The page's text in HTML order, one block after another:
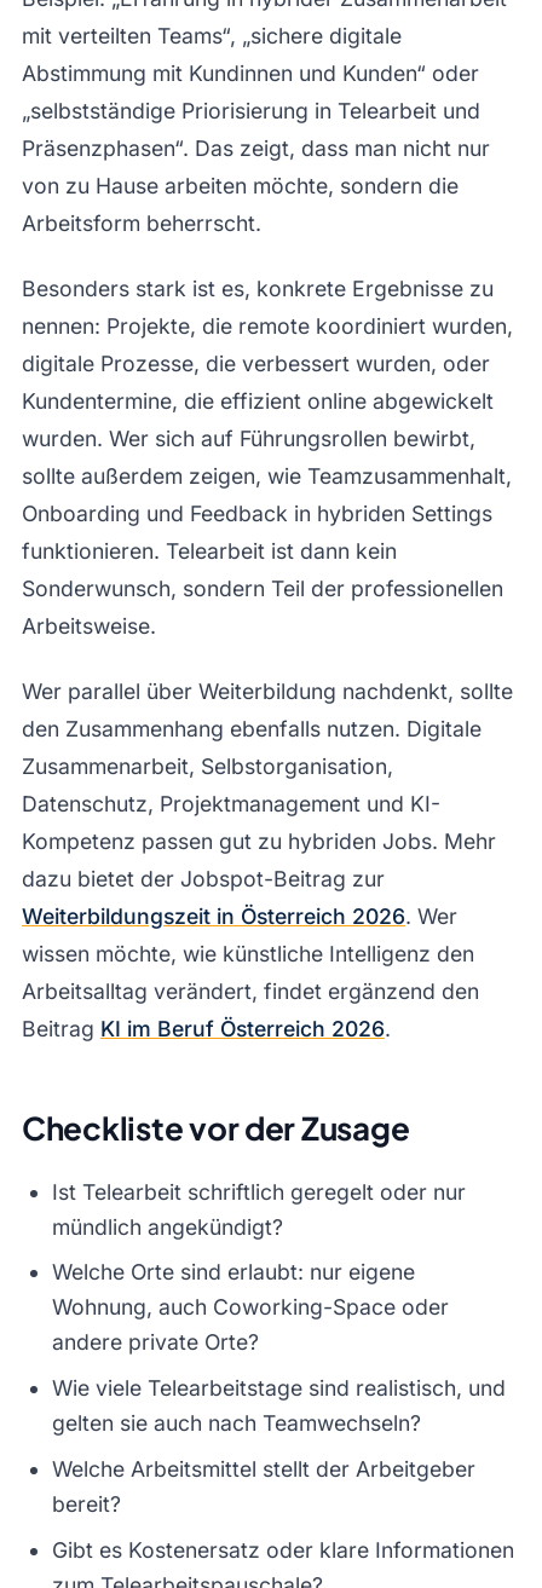
mit verteilten Teams“, „sichere digitale
Abstimmung mit Kundinnen und Kunden“ oder
„selbstständige Priorisierung in Telearbeit und
Präsenzphasen“. Das zeigt, dass man nicht nur
von zu Hause arbeiten möchte, sondern die
Arbeitsform beherrscht.
Besonders stark ist es, konkrete Ergebnisse zu
nennen: Projekte, die remote koordiniert wurden,
digitale Prozesse, die verbessert wurden, oder
Kundentermine, die effizient online abgewickelt
wurden. Wer sich auf Führungsrollen bewirbt,
sollte außerdem zeigen, wie Teamzusammenhalt,
Onboarding und Feedback in hybriden Settings
funktionieren. Telearbeit ist dann kein
Sonderwunsch, sondern Teil der professionellen
Arbeitsweise.
Wer parallel über Weiterbildung nachdenkt, sollte
den Zusammenhang ebenfalls nutzen. Digitale
Zusammenarbeit, Selbstorganisation,
Datenschutz, Projektmanagement und KI-
Kompetenz passen gut zu hybriden Jobs. Mehr
dazu bietet der Jobspot-Beitrag zur
Weiterbildungszeit in Österreich 2026. Wer
wissen möchte, wie künstliche Intelligenz den
Arbeitsalltag verändert, findet ergänzend den
Beitrag KI im Beruf Österreich 2026.
Checkliste vor der Zusage
Ist Telearbeit schriftlich geregelt oder nur
mündlich angekündigt?
Welche Orte sind erlaubt: nur eigene
Wohnung, auch Coworking-Space oder
andere private Orte?
Wie viele Telearbeitstage sind realistisch, und
gelten sie auch nach Teamwechseln?
Welche Arbeitsmittel stellt der Arbeitgeber
bereit?
Gibt es Kostenersatz oder klare Informationen